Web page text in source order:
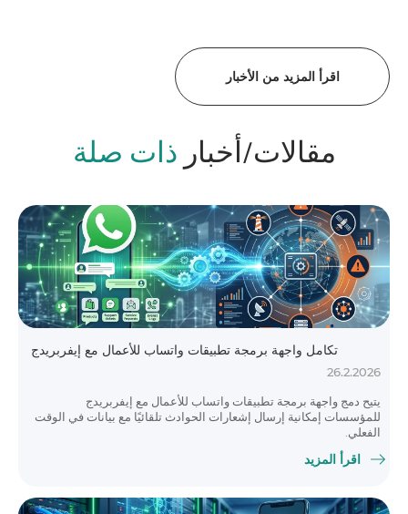
اقرأ المزيد من الأخبار
مقالات/أخبار ذات صلة
تكامل واجهة برمجة تطبيقات واتساب للأعمال مع إيفربريدج
26.2.2026
يتيح دمج واجهة برمجة تطبيقات واتساب للأعمال مع إيفربريدج
للمؤسسات إمكانية إرسال إشعارات الحوادث تلقائيًا مع بيانات في الوقت
الفعلي.
اقرأ المزيد